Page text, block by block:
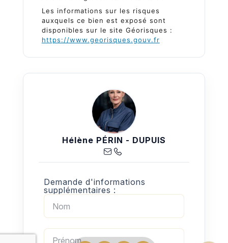
Les informations sur les risques
auxquels ce bien est exposé sont
disponibles sur le site Géorisques :
https://www.georisques.gouv.fr
Hélène PÉRIN - DUPUIS
Demande d'informations
supplémentaires :